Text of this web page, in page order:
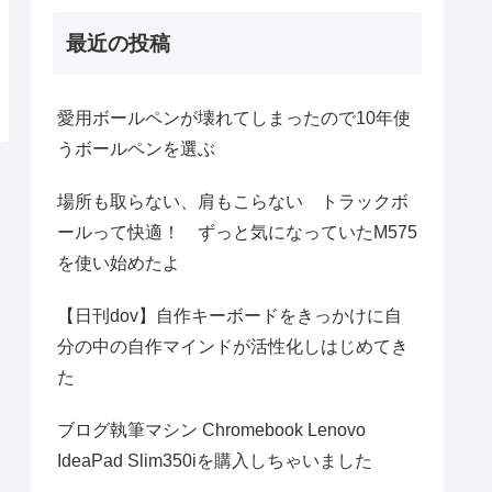
最近の投稿
愛用ボールペンが壊れてしまったので10年使
うボールペンを選ぶ
場所も取らない、肩もこらない トラックボ
ールって快適！ ずっと気になっていたM575
を使い始めたよ
【日刊dov】自作キーボードをきっかけに自
分の中の自作マインドが活性化しはじめてき
た
ブログ執筆マシン Chromebook Lenovo
IdeaPad Slim350iを購入しちゃいました